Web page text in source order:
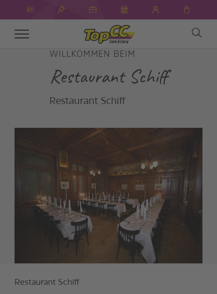
Toggle
WILLKOMMEN BEIM
Restaurant Schiff
Restaurant Schiff
Restaurant Schiff